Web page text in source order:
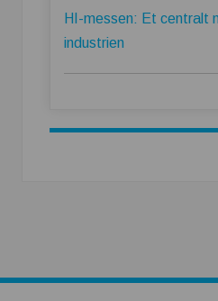
HI-messen: Et centralt
industrien